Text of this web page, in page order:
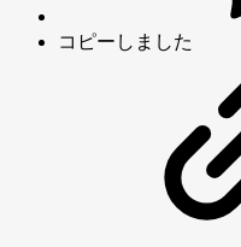
コピーしました